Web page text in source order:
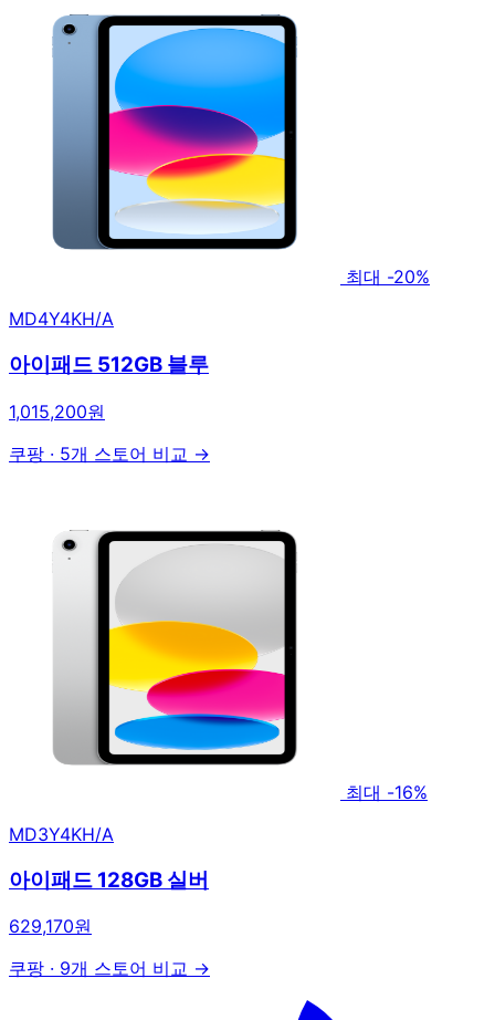
최대 -20%
MD4Y4KH/A
아이패드 512GB 블루
1,015,200원
쿠팡 · 5개 스토어 비교 →
최대 -16%
MD3Y4KH/A
아이패드 128GB 실버
629,170원
쿠팡 · 9개 스토어 비교 →